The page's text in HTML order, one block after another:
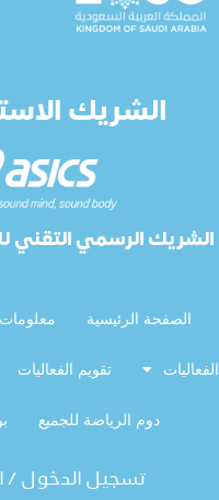
الشريك
الشريك الرسمي التقني
الصفحة الرئيسية معلومات
الفعاليات تقويم الفعاليات
دوم الرياضة للجميع
تسجيل الدخول /